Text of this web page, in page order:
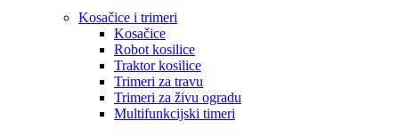
Kosačice i trimeri
Kosačice
Robot kosilice
Traktor kosilice
Trimeri za travu
Trimeri za živu ogradu
Multifunkcijski timeri